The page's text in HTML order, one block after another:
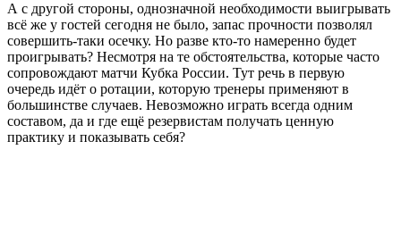
А с другой стороны, однозначной необходимости выигрывать
всё же у гостей сегодня не было, запас прочности позволял
совершить-таки осечку. Но разве кто-то намеренно будет
проигрывать? Несмотря на те обстоятельства, которые часто
сопровождают матчи Кубка России. Тут речь в первую
очередь идёт о ротации, которую тренеры применяют в
большинстве случаев. Невозможно играть всегда одним
составом, да и где ещё резервистам получать ценную
практику и показывать себя?